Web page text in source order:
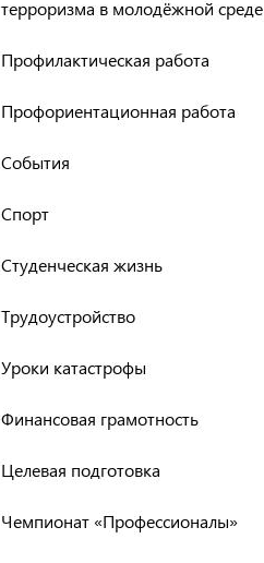
терроризма в молодёжной среде
Профилактическая работа
Профориентационная работа
События
Спорт
Студенческая жизнь
Трудоустройство
Уроки катастрофы
Финансовая грамотность
Целевая подготовка
Чемпионат «Профессионалы»